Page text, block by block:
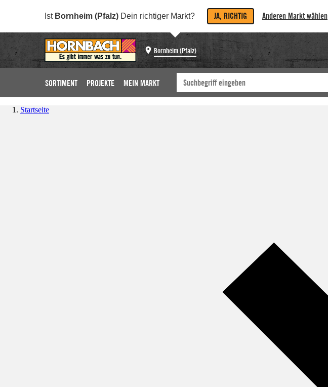
Ist Bornheim (Pfalz) Dein richtiger Markt? JA, RICHTIG Anderen Markt wählen
Bornheim (Pfalz)
SORTIMENT PROJEKTE MEIN MARKT
Startseite